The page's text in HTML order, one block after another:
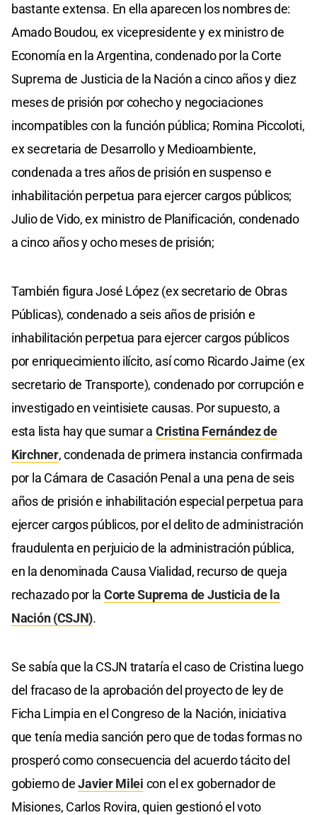
bastante extensa. En ella aparecen los nombres de:
Amado Boudou, ex vicepresidente y ex ministro de
Economía en la Argentina, condenado por la Corte
Suprema de Justicia de la Nación a cinco años y diez
meses de prisión por cohecho y negociaciones
incompatibles con la función pública; Romina Piccoloti,
ex secretaria de Desarrollo y Medioambiente,
condenada a tres años de prisión en suspenso e
inhabilitación perpetua para ejercer cargos públicos;
Julio de Vido, ex ministro de Planificación, condenado
a cinco años y ocho meses de prisión;
También figura José López (ex secretario de Obras
Públicas), condenado a seis años de prisión e
inhabilitación perpetua para ejercer cargos públicos
por enriquecimiento ilícito, así como Ricardo Jaime (ex
secretario de Transporte), condenado por corrupción e
investigado en veintisiete causas. Por supuesto, a
esta lista hay que sumar a Cristina Fernández de
Kirchner, condenada de primera instancia confirmada
por la Cámara de Casación Penal a una pena de seis
años de prisión e inhabilitación especial perpetua para
ejercer cargos públicos, por el delito de administración
fraudulenta en perjuicio de la administración pública,
en la denominada Causa Vialidad, recurso de queja
rechazado por la Corte Suprema de Justicia de la
Nación (CSJN).
Se sabía que la CSJN trataría el caso de Cristina luego
del fracaso de la aprobación del proyecto de ley de
Ficha Limpia en el Congreso de la Nación, iniciativa
que tenía media sanción pero que de todas formas no
prosperó como consecuencia del acuerdo tácito del
gobierno deJavier Milei con el ex gobernador de
Misiones, Carlos Rovira, quien gestionó el voto